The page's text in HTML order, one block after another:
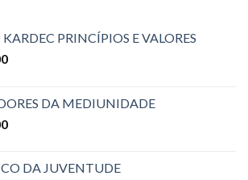
PRINCÍPIOS E VALORES
DA MEDIUNIDADE
DA JUVENTUDE